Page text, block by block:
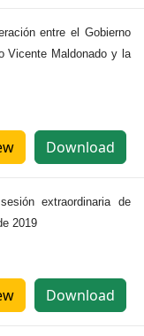
entre el Gobierno
Vicente Maldonado y la
Download
extraordinaria de
2019
Download